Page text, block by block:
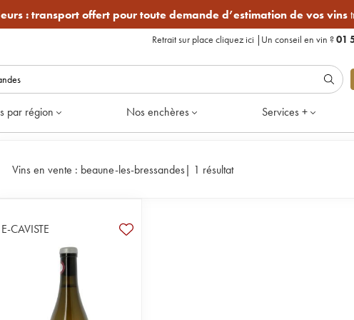
:transport offert pour toute demande d’estimation de vos vins
Retrait sur place cliquez ici | Un conseil en vin ?01
par région Nos enchères Services +
Vins en vente : beaune-les-bressandes| 1 résultat
E-CAVISTE